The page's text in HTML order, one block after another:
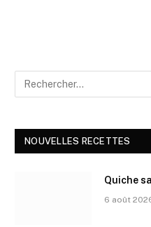
NOUVELLES RECETTES
Quiche
6 août